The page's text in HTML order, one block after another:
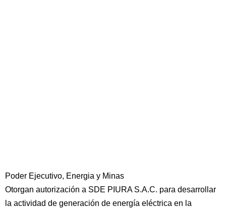
Poder Ejecutivo, Energia y Minas
Otorgan autorización a SDE PIURA S.A.C. para desarrollar
la actividad de generación de energía eléctrica en la